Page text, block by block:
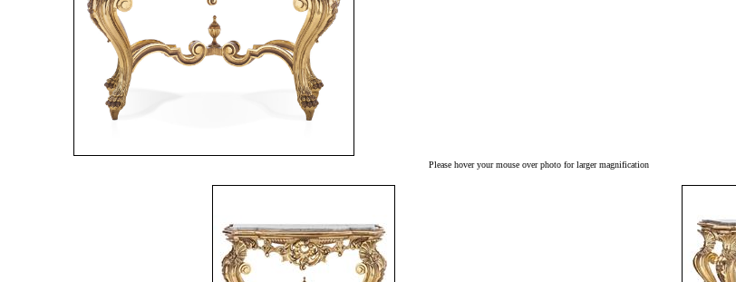
Please hover your mouse over photo for larger magnification